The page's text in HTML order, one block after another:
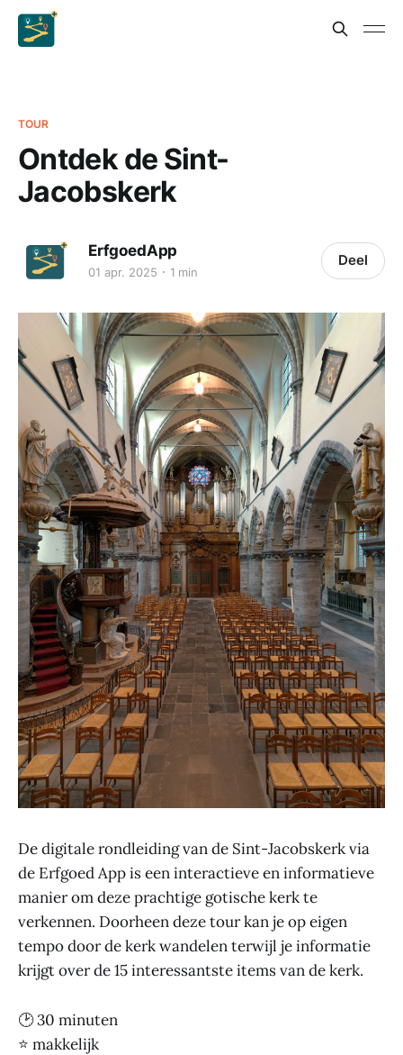
TOUR
Ontdek de Sint-
Jacobskerk
ErfgoedApp
01 apr. 2025 1 min
Deel
De digitale rondleiding van de Sint-Jacobskerk via
de Erfgoed App is een interactieve en informatieve
manier om deze prachtige gotische kerk te
verkennen. Doorheen deze tour kan je op eigen
tempo door de kerk wandelen terwijl je informatie
krijgt over de 15 interessantste items van de kerk.
🕑 30 minuten
⭐ makkelijk